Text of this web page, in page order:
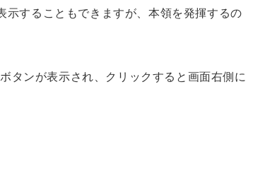
することもできますが、本領を発揮するの
タンが表示され、クリックすると画面右側に